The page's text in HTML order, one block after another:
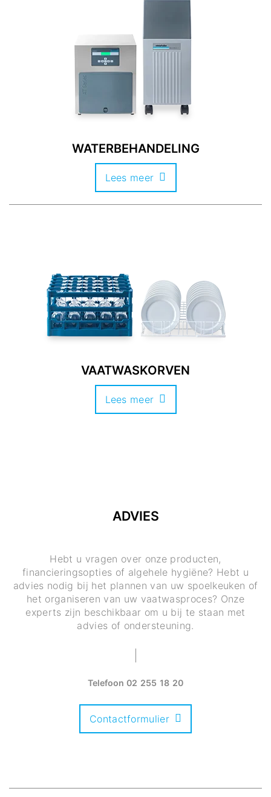
WATERBEHANDELING
Lees meer
VAATWASKORVEN
Lees meer
ADVIES
Hebt u vragen over onze producten,
financieringsopties of algehele hygiëne? Hebt u
advies nodig bij het plannen van uw spoelkeuken of
het organiseren van uw vaatwasproces? Onze
experts zijn beschikbaar om u bij te staan met
advies of ondersteuning.
Telefoon 02 255 18 20
Contactformulier